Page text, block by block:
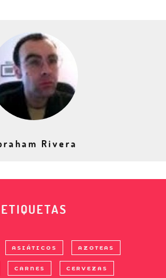
Rivera
ETIQUETAS
ASIÁTICOS AZOTEAS
CARNES CERVEZAS